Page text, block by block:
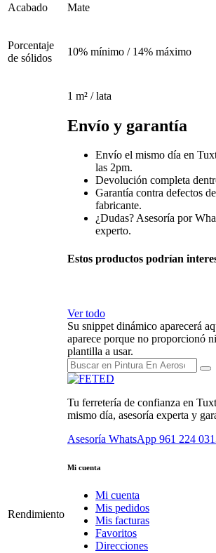
Acabado Mate
Porcentaje
de sólidos
10% mínimo / 14% máximo
Rendimiento
1 m² / lata
Envío y garantía
Envío el mismo día en
las 2pm.
Devolución completa
Garantía contra defectos
fabricante.
¿Dudas? Asesoría por
experto.
Estos productos podrían
Ver todo
Su snippet dinámico aparecerá
aparece porque no proporcionó
plantilla a usar.
Tu ferretería de confianza en
mismo día, asesoría experta y
Asesoría WhatsApp 961 224
Mi cuenta
Mi cuenta
Mis pedidos
Mis facturas
Favoritos
Direcciones